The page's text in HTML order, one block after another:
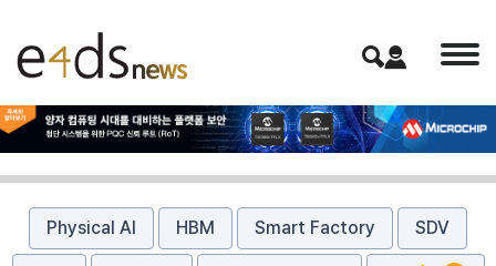
Physical AI HBM Smart Factory SDV